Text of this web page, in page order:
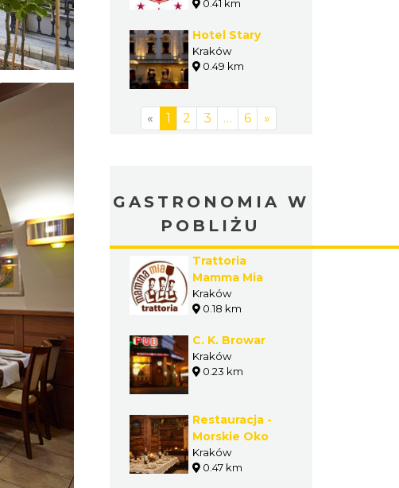
0.41 km
Hotel Stary
Kraków
0.49 km
« 1 2 3 … 6 »
GASTRONOMIA W
POBLIŻU
Trattoria
Mamma Mia
Kraków
0.18 km
C. K. Browar
Kraków
0.23 km
Restauracja -
Morskie Oko
Kraków
0.47 km